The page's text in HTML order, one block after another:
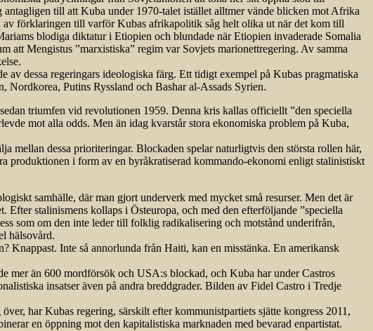
till att Kuba under 1970-talet istället alltmer vände blicken mot Afrika
av förklaringen till varför Kubas afrikapolitik såg helt olika ut när det kom till
blodiga diktatur i Etiopien och blundade när Etiopien invaderade Somalia
att Mengistus ”marxistiska” regim var Sovjets marionettregering. Av samma
av dessa regeringars ideologiska färg. Ett tidigt exempel på Kubas pragmatiska
Nordkorea, Putins Ryssland och Bashar al-Assads Syrien.
triumfen vid revolutionen 1959. Denna kris kallas officiellt ”den speciella
mot alla odds. Men än idag kvarstår stora ekonomiska problem på Kuba,
mellan dessa prioriteringar. Blockaden spelar naturligtvis den största rollen här,
produktionen i form av en byråkratiserad kommando-ekonomi enligt stalinistiskt
samhälle, där man gjort underverk med mycket små resurser. Men det är
Efter stalinismens kollaps i Östeuropa, och med den efterföljande ”speciella
som om den inte leder till folklig radikalisering och motstånd underifrån,
hälsovård.
Knappast. Inte så annorlunda från Haiti, kan en misstänka. En amerikansk
mer än 600 mordförsök och USA:s blockad, och Kuba har under Castros
insatser även på andra breddgrader. Bilden av Fidel Castro i Tredje
har Kubas regering, särskilt efter kommunistpartiets sjätte kongress 2011,
en öppning mot den kapitalistiska marknaden med bevarad enpartistat.